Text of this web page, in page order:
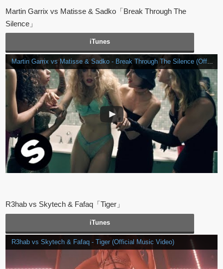
Martin Garrix vs Matisse & Sadko「Break Through The
Silence」
iTunes
Martin Garrix vs Matisse & Sadko - Break Through The Silence (Official Music Video)
R3hab vs Skytech & Fafaq「Tiger」
iTunes
R3hab vs Skytech & Fafaq - Tiger (Official Music Video)